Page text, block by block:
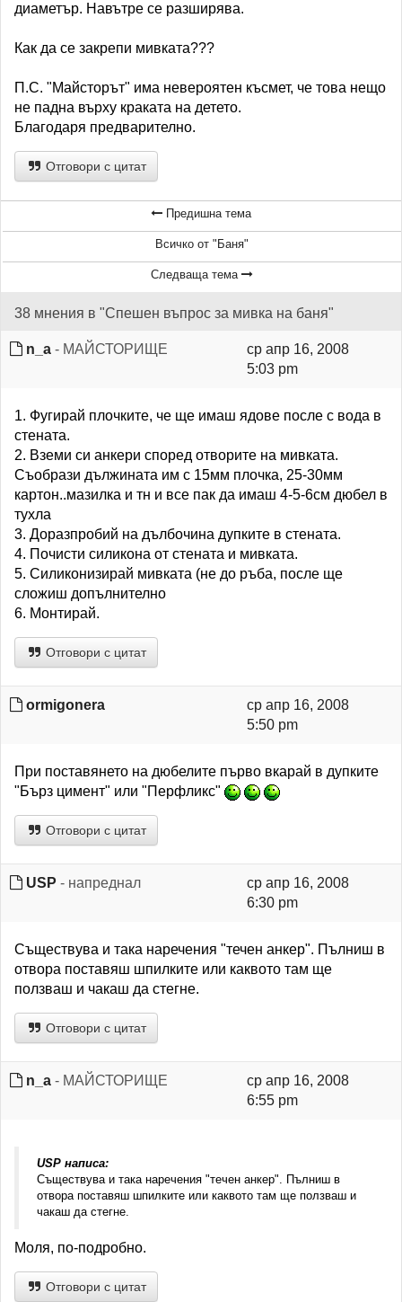
диаметър. Навътре се разширява.
Как да се закрепи мивката???
П.С. "Майсторът" има невероятен късмет, че това нещо
не падна върху краката на детето.
Благодаря предварително.
Отговори с цитат
Предишна тема
Всичко от "Баня"
Следваща тема
38 мнения в "Спешен въпрос за мивка на баня"
n_a - МАЙСТОРИЩЕ
ср апр 16, 2008
5:03 pm
1. Фугирай плочките, че ще имаш ядове после с вода в
стената.
2. Вземи си анкери според отворите на мивката.
Съобрази дължината им с 15мм плочка, 25-30мм
картон..мазилка и тн и все пак да имаш 4-5-6см дюбел в
тухла
3. Доразпробий на дълбочина дупките в стената.
4. Почисти силикона от стената и мивката.
5. Силиконизирай мивката (не до ръба, после ще
сложиш допълнително
6. Монтирай.
Отговори с цитат
ormigonera
ср апр 16, 2008
5:50 pm
При поставянето на дюбелите първо вкарай в дупките
"Бърз цимент" или "Перфликс"
Отговори с цитат
USP - напреднал
ср апр 16, 2008
6:30 pm
Съществува и така наречения "течен анкер". Пълниш в
отвора поставяш шпилките или каквото там ще
ползваш и чакаш да стегне.
Отговори с цитат
n_a - МАЙСТОРИЩЕ
ср апр 16, 2008
6:55 pm
USP написа:
Съществува и така наречения "течен анкер". Пълниш в
отвора поставяш шпилките или каквото там ще ползваш и
чакаш да стегне.
Моля, по-подробно.
Отговори с цитат